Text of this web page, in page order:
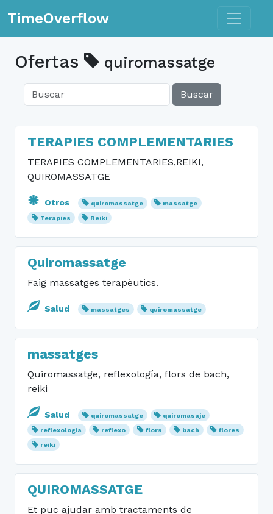
TimeOverflow Toggle
Ofertas quiromassatge
Buscar
TERAPIES COMPLEMENTARIES
TERAPIES COMPLEMENTARIES,REIKI,
QUIROMASSATGE
Otros quiromassatge
massatge
Terapies
Reiki
Quiromassatge
Faig massatges terapèutics.
Salud massatges quiromassatge
massatges
Quiromassatge, reflexología, flors de bach,
reiki
Salud quiromassatge
quiromasaje
reflexologia
reflexo flors bach
flores
reiki
QUIROMASSATGE
Et puc ajudar amb tractaments de